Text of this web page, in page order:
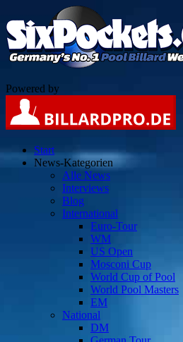
Powered by
Start
News-Kategorien
Alle News
Interviews
Blog
International
Euro-Tour
WM
US Open
Mosconi Cup
World Cup of Pool
World Pool Masters
EM
National
DM